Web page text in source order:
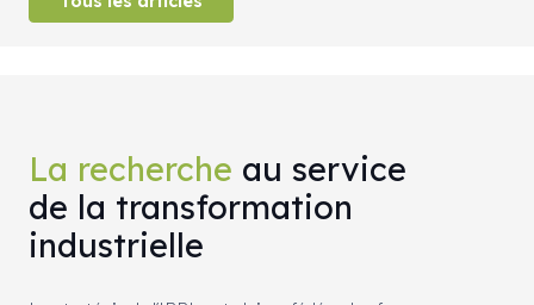
La recherche au service
de la transformation
industrielle